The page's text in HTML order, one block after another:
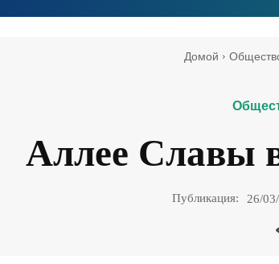
Домой
Аллее Славы
Публикация: 26/